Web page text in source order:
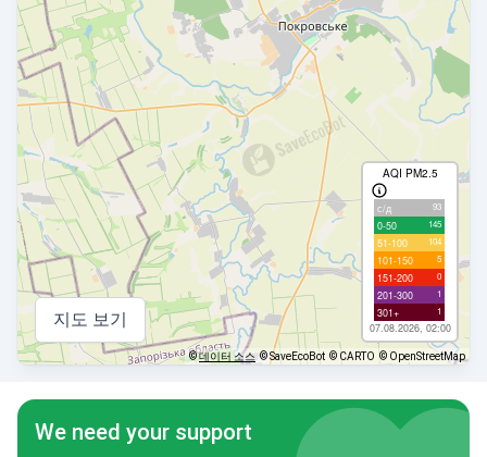
AQI PM2.5
с/д 93
0-50 145
51-100 104
101-150 5
151-200 0
201-300 1
301+ 1
07.08.2026, 02:00
지도 보기
©데이터 소스 © SaveEcoBot © CARTO © OpenStreetMap
We need your support